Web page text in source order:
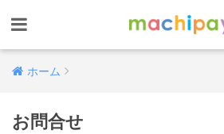
ホーム
お問合せ